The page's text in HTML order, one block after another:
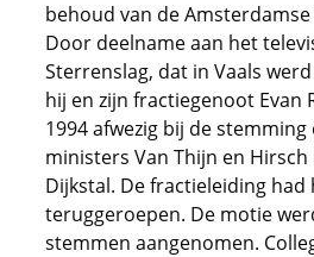
behoud van de
Door deelname aan het
Sterrenslag, dat in Vaals
hij en zijn fractiegenoot Evan
1994 afwezig bij de
ministers Van Thijn en
Dijkstal. De fractieleiding had
teruggeroepen. De motie
stemmen aangenomen.